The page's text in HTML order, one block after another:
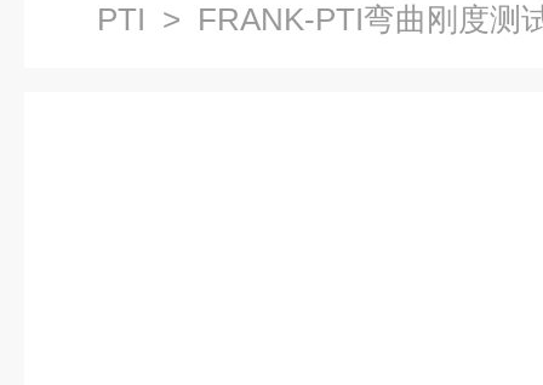
PTI > FRANK-PTI弯曲刚度测